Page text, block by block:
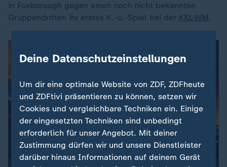
in Foxborough gegen einen noch nicht bekannten
Gruppendritten ihr erstes K.-o.-Spiel bei der XXL-WM .
Deine Datenschutzeinstellungen
Um dir eine optimale Website von ZDF, ZDFheute
und ZDFtivi präsentieren zu können, setzen wir
Cookies und vergleichbare Techniken ein. Einige
der eingesetzten Techniken sind unbedingt
erforderlich für unser Angebot. Mit deiner
Zustimmung dürfen wir und unsere Dienstleister
darüber hinaus Informationen auf deinem Gerät